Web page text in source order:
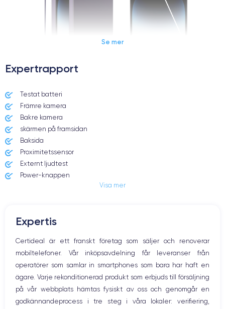
Date de sortie
7/09/2022
Dimensions
OLED 6.1 pouces
Apple A16 Bionic 6
Nom GPU
GPU 5-core
Fréq. processeur
3.46 GHz
48 Mpx 12 Mpx
Se mer
Expertrapport
Testat batteri
Främre kamera
Bakre kamera
skärmen på framsidan
Baksida
Proximitetssensor
Externt ljudtest
Power-knappen
Högtalare
Hem-knappen
Bluetooth
WiFi
Nätverk
Vibration
Prise USB
Visa mer
Expertis
Certideal är ett franskt företag som säljer och renoverar
mobiltelefoner. Vår inköpsavdelning får leveranser från
operatörer som samlar in smartphones som bara har haft en
ägare. Varje rekonditionerad produkt som erbjuds till försäljning
på vår webbplats hämtas fysiskt av oss och genomgår en
godkännandeprocess i tre steg i våra lokaler: verifiering,